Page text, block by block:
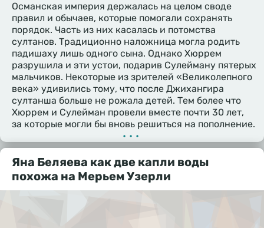
Османская империя держалась на целом своде
правил и обычаев, которые помогали сохранять
порядок. Часть из них касалась и потомства
султанов. Традиционно наложница могла родить
падишаху лишь одного сына. Однако Хюррем
разрушила и эти устои, подарив Сулейману пятерых
мальчиков. Некоторые из зрителей «Великолепного
века» удивились тому, что после Джихангира
султанша больше не рожала детей. Тем более что
Хюррем и Сулейман провели вместе почти 30 лет,
за которые могли бы вновь решиться на пополнение.
•••
Яна Беляева как две капли воды
похожа на Мерьем Узерли